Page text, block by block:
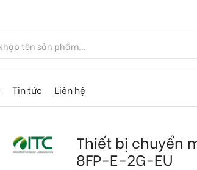
Tin tức Liên hệ
Thiết bị chuyển
8FP-E-2G-EU